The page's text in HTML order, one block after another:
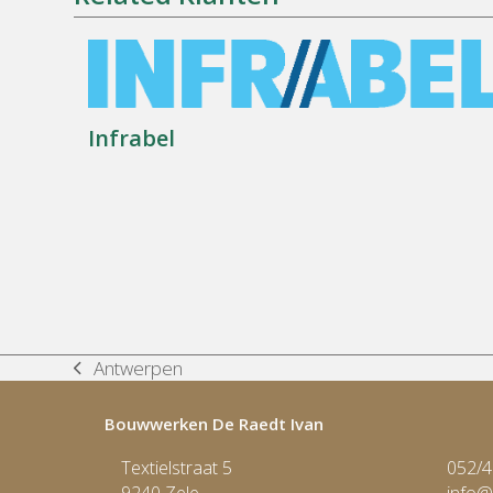
Infrabel
previous
Antwerpen
Bouwwerken De Raedt Ivan
Textielstraat 5
052/